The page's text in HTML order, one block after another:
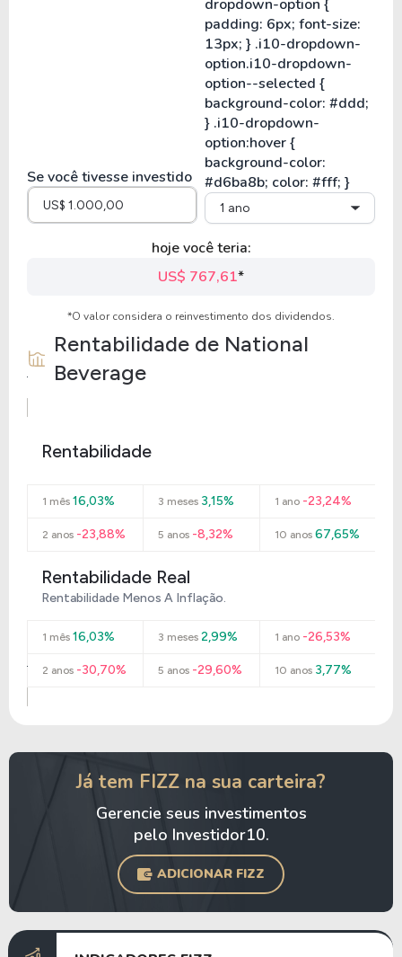
Se você tivesse investido
1 ano
hoje você teria:
US$ 767,61*
*O valor considera o reinvestimento dos dividendos.
Rentabilidade de National
Beverage
Rentabilidade
1 mês 16,03% 3 meses 3,15% 1 ano-23,24%
2 anos -23,88% 5 anos -8,32% 10 anos67,65%
Rentabilidade Real
Rentabilidade Menos A Inflação.
1 mês 16,03% 3 meses 2,99% 1 ano-26,53%
2 anos -30,70% 5 anos -29,60% 10 anos3,77%
Já tem FIZZ na sua carteira?
Gerencie seus investimentos
pelo Investidor10.
ADICIONAR FIZZ